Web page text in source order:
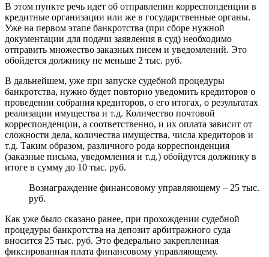
В этом пункте речь идет об отправлении корреспонденции в
кредитные организации или же в государственные органы.
Уже на первом этапе банкротства (при сборе нужной
документации для подачи заявления в суд) необходимо
отправить множество заказных писем и уведомлений. Это
обойдется должнику не меньше 2 тыс. руб.
В дальнейшем, уже при запуске судебной процедуры
банкротства, нужно будет повторно уведомить кредиторов о
проведении собрания кредиторов, о его итогах, о результатах
реализации имущества и т.д. Количество почтовой
корреспонденции, а соответственно, и их оплата зависит от
сложности дела, количества имущества, числа кредиторов и
т.д. Таким образом, различного рода корреспонденция
(заказные письма, уведомления и т.д.) обойдутся должнику в
итоге в сумму до 10 тыс. руб.
Вознаграждение финансовому управляющему – 25 тыс.
руб.
Как уже было сказано ранее, при прохождении судебной
процедуры банкротства на депозит арбитражного суда
вносится 25 тыс. руб. Это федерально закрепленная
фиксированная плата финансовому управляющему.